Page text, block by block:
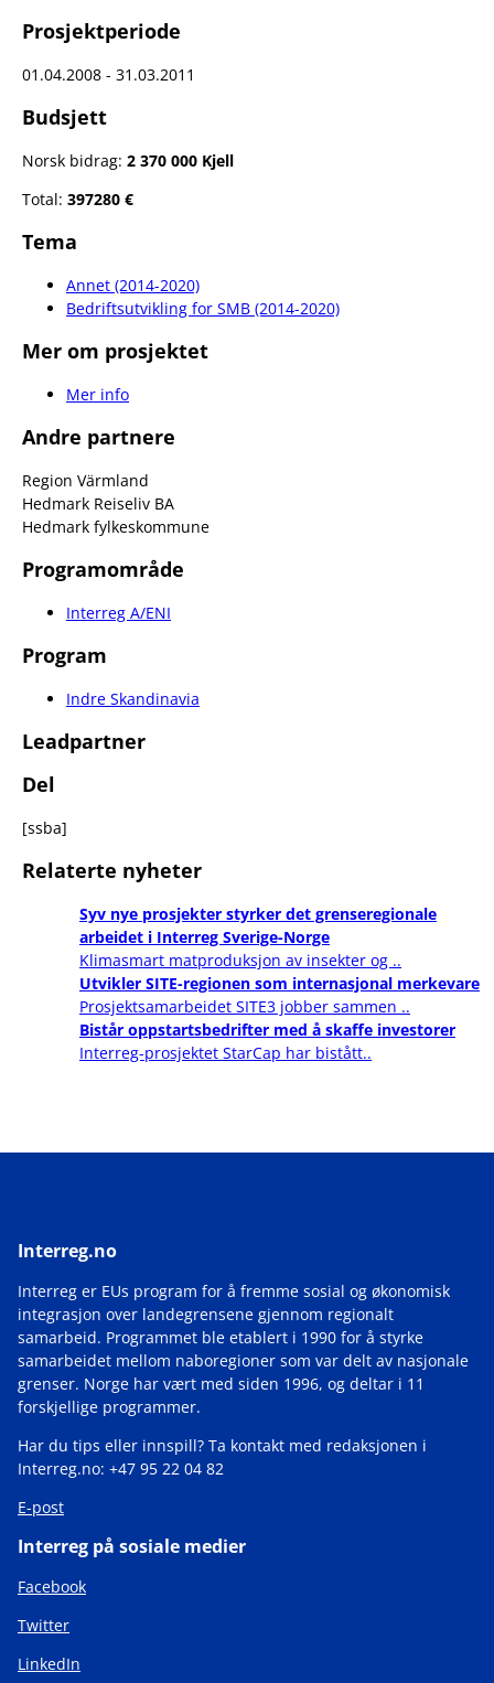
Prosjektperiode
01.04.2008 - 31.03.2011
Budsjett
Norsk bidrag: 2 370 000 Kjell
Total: 397280 €
Tema
Annet (2014-2020)
Bedriftsutvikling for SMB (2014-2020)
Mer om prosjektet
Mer info
Andre partnere
Region Värmland
Hedmark Reiseliv BA
Hedmark fylkeskommune
Programområde
Interreg A/ENI
Program
Indre Skandinavia
Leadpartner
Del
[ssba]
Relaterte nyheter
Syv nye prosjekter styrker det grenseregionale
arbeidet i Interreg Sverige-Norge
Klimasmart matproduksjon av insekter og ..
Utvikler SITE-regionen som internasjonal merkevare
Prosjektsamarbeidet SITE3 jobber sammen ..
Bistår oppstartsbedrifter med å skaffe investorer
Interreg-prosjektet StarCap har bistått..
Interreg.no
Interreg er EUs program for å fremme sosial og økonomisk
integrasjon over landegrensene gjennom regionalt
samarbeid. Programmet ble etablert i 1990 for å styrke
samarbeidet mellom naboregioner som var delt av nasjonale
grenser. Norge har vært med siden 1996, og deltar i 11
forskjellige programmer.
Har du tips eller innspill? Ta kontakt med redaksjonen i
Interreg.no: +47 95 22 04 82
E-post
Interreg på sosiale medier
Facebook
Twitter
LinkedIn